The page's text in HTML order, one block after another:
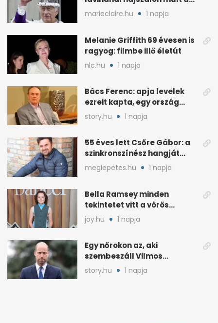
élete
marieclaire.hu 1 napja
Melanie Griffith 69 évesen is
ragyog: filmbe illő életút
nlc.hu 1 napja
Bács Ferenc: apja levelek
ezreit kapta, egy ország
rajongott érte
story.hu 1 napja
55 éves lett Csőre Gábor: a
szinkronszínész hangját
mindenki ismeri
meglepetes.hu 1 napja
Bella Ramsey minden
tekintetet vitt a vörös
szőnyegen, a kritikák
ellenére
joy.hu 1 napja
Egy nőrokon az, aki
szembeszáll Vilmos
herceggel, ha elszáll
story.hu 1 napja